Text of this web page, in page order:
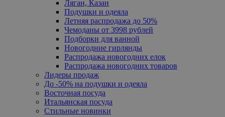
Ляган, Казан
Подушки и одеяла
Летняя распродажа до 50%
Чемоданы от 3998 рублей
Подборки для ванной
Новогодние гирлянды
Распродажа новогодних елок
Распродажа новогодних товаров
Лидеры продаж
До -50% на подушки и одеяла
Восточная посуда
Итальянская посуда
Стильные новинки